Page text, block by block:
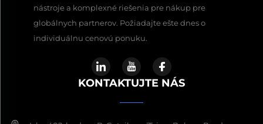
nástroje a komplexné riešenia pre nákup pre
globálnych partnerov. Požiadajte ešte dnes o
individuálnu cenovú ponuku.
KONTAKTUJTE NÁS